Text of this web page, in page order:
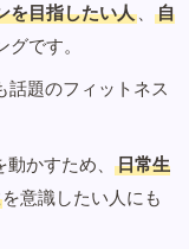
を目指したい人 、
自
です。
話題のフィットネス
かすため、
日常生
を意識したい人にも